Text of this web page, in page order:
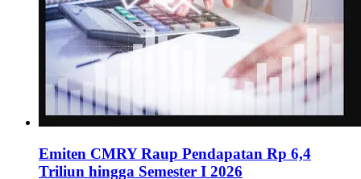
Emiten CMRY Raup Pendapatan Rp 6,4
Triliun hingga Semester I 2026